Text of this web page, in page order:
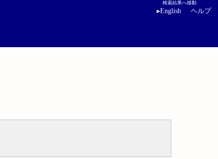
検索結果へ移動
▸English ヘルプ